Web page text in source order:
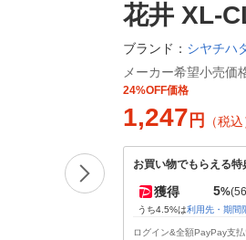
花井 XL-
ブランド： シヤチハ
メーカー希望小売価
24%OFF価格
1,247 円 （税込
お買い物でもらえる特
獲得 5%
うち4.5%は利用先・期間
ログイン&全額PayPay支